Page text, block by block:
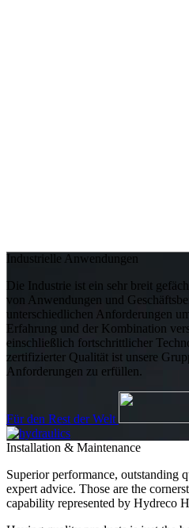
Industrielle Anwendungen
Die Industrie ist ein sehr breit
von Anwendungen und
unterschiedlichen Anforderungen
Erfahrung und der Kombination
einschließlich fortschrittlicher
zertifizierter Qualität ist unsere
Anforderungen zu erfüllen.
Für den Rest der Welt
Installation & Maintenance
Superior performance, outstanding
expert advice. Those are the
capability represented by Hydreco